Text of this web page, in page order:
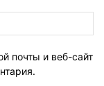
почты и веб-сайт